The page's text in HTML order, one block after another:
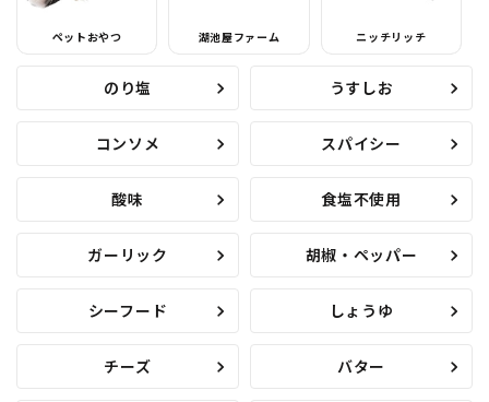
ペットおやつ 湖池屋ファーム ニッチリッチ
のり塩 うすしお
コンソメ スパイシー
酸味 食塩不使用
ガーリック 胡椒・ペッパー
シーフード しょうゆ
チーズ バター